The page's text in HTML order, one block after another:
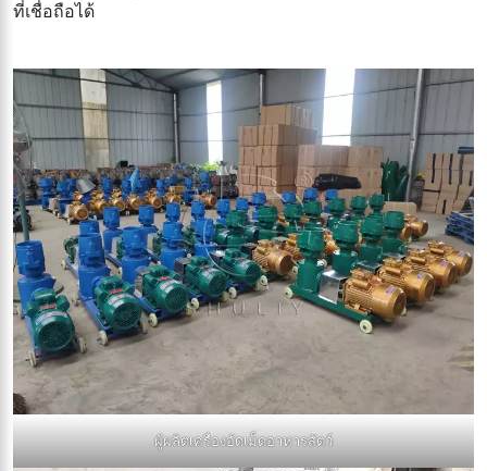
ที่เชื่อถือได้
ผู้ผลิตเครื่องอัดเม็ดอาหารสัตว์